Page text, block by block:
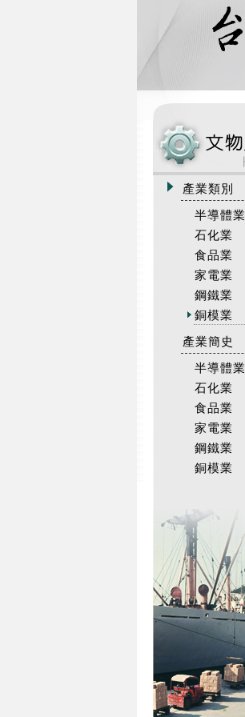
:::
產業類別
半導體業
石化業
食品業
家電業
鋼鐵業
銅模業
產業簡史
半導體業
石化業
食品業
家電業
鋼鐵業
銅模業